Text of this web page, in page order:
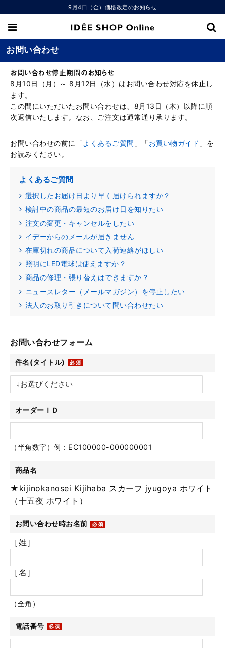
9月4日（金）価格改定のお知らせ
お問い合わせ
お問い合わせ停止期間のお知らせ
8月10日（月）～ 8月12日（水）はお問い合わせ対応を休止し
ます。
この間にいただいたお問い合わせは、8月13日（木）以降に順
次返信いたします。なお、ご注文は通常通り承ります。
お問い合わせの前に「よくあるご質問 」「お買い物ガイド 」を
お読みください。
よくあるご質問
選択したお届け日より早く届けられますか？
検討中の商品の最短のお届け日を知りたい
注文の変更・キャンセルをしたい
イデーからのメールが届きません
在庫切れの商品について入荷連絡がほしい
照明にLED電球は使えますか？
商品の修理・張り替えはできますか？
ニュースレター（メールマガジン）を停止したい
法人のお取り引きについて問い合わせたい
お問い合わせフォーム
件名(タイトル)
オーダーＩＤ
（半角数字）例：EC100000-000000001
商品名
★kijinokanosei Kijihaba スカーフ jyugoya ホワイト
（十五夜 ホワイト）
お問い合わせ時お名前
［姓］
［名］
（全角）
電話番号